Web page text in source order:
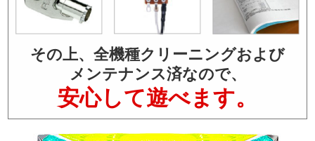
その上、全機種クリーニングおよび
メンテナンス済なので、
安心して遊べます。